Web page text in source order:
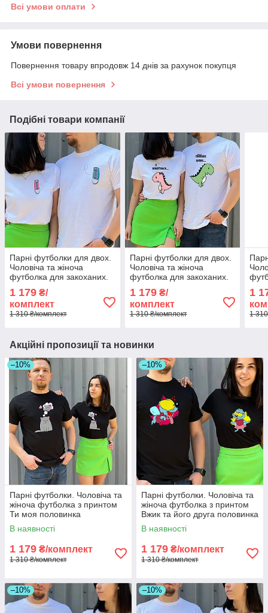
Всі умови оплати
Умови повернення
Повернення товару впродовж 14 днів за рахунок покупця
Всі умови повернення
Подібні товари компанії
Парні футболки для двох.
Чоловіча та жіноча
футболка для закоханих.
Всі розміри є в наявності.
1 179 ₴/
комплект
1 310 ₴/комплект
Парні футболки для двох.
Чоловіча та жіноча
футболка для закоханих.
Обійми мене..Всі розміри
є в наявності.
1 179₴/
комплект
1 310 ₴/комплект
Всі
1
1
Акційні пропозиції та новинки
–10%
Парні футболки. Чоловіча та
жіноча футболка з принтом
Ти моя половинка
В наявності
1 179 ₴/комплект
1 310 ₴/комплект
–10%
Парні футболки. Чоловіча та
жіноча футболка з принтом
Вжик та його друга половинка
В наявності
1 179 ₴/комплект
1 310 ₴/комплект
–10% –10%